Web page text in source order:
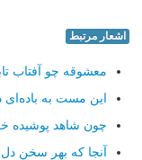
اشعار مرتبط
معشوقه چو آفتاب
این مست به باده‌ای
چون شاهد پوشیده
آنجا که بهر سخن دل